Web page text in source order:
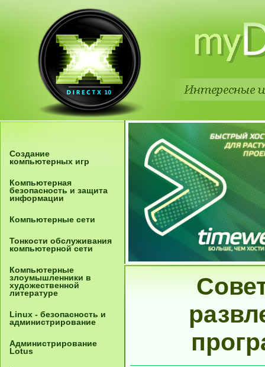
Создание
компьютерных игр
Компьютерная
безопасность и защита
информации
Компьютерные сети
Тонкости обслуживания
компьютерной сети
Компьютерные
злоумышленники в
художественной
литературе
Linux - безопасность и
администрирование
Администрирование
Lotus